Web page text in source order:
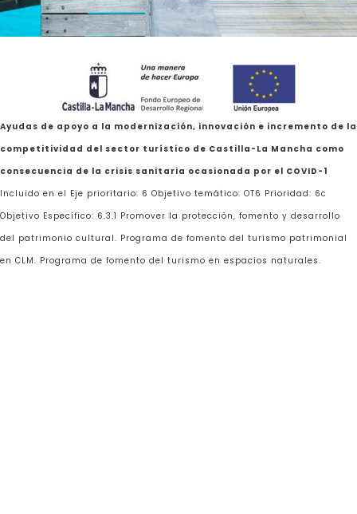
Ayudas de apoyo a la modernización, innovación e incremento de la
competitividad del sector turístico de Castilla-La Mancha como
consecuencia de la crisis sanitaria ocasionada por el COVID-1
Incluido en el Eje prioritario: 6 Objetivo temático: OT6 Prioridad: 6c
Objetivo Específico: 6.3.1 Promover la protección, fomento y desarrollo
del patrimonio cultural. Programa de fomento del turismo patrimonial
en CLM. Programa de fomento del turismo en espacios naturales.